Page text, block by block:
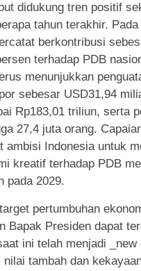
didukung tren positif
tahun terakhir. Pada
berkontribusi
terhadap PDB
menunjukkan
sebesar USD31,94
Rp183,01 triliun, serta
27,4 juta orang.
ambisi Indonesia untuk
kreatif terhadap PDB
pada 2029.
pertumbuhan
Bapak Presiden dapat
ini telah menjadi _new
tambah dan